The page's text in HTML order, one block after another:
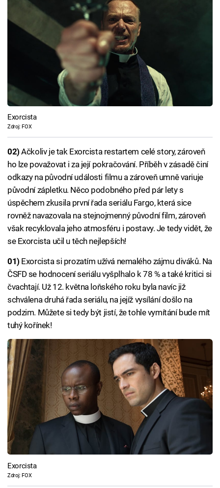
Exorcista
Zdroj: FOX
02) Ačkoliv je tak Exorcista restartem celé story, zároveň
ho lze považovat i za její pokračování. Příběh v zásadě činí
odkazy na původní události filmu a zároveň umně variuje
původní zápletku. Něco podobného před pár lety s
úspěchem zkusila první řada seriálu Fargo, která sice
rovněž navazovala na stejnojmenný původní film, zároveň
však recyklovala jeho atmosféru i postavy. Je tedy vidět, že
se Exorcista učil u těch nejlepších!
01) Exorcista si prozatím užívá nemalého zájmu diváků. Na
ČSFD se hodnocení seriálu vyšplhalo k 78 % a také kritici si
čvachtají. Už 12. května loňského roku byla navíc již
schválena druhá řada seriálu, na jejíž vysílání došlo na
podzim. Můžete si tedy být jistí, že tohle vymítání bude mít
tuhý kořínek!
Exorcista
Zdroj: FOX